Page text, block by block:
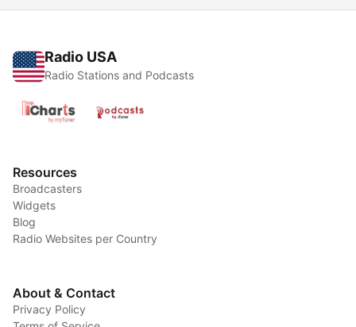
Radio USA
Radio Stations and Podcasts
Resources
Broadcasters
Widgets
Blog
Radio Websites per Country
About & Contact
Privacy Policy